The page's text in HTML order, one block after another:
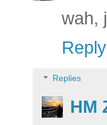
wah,
Reply
Replies
HM